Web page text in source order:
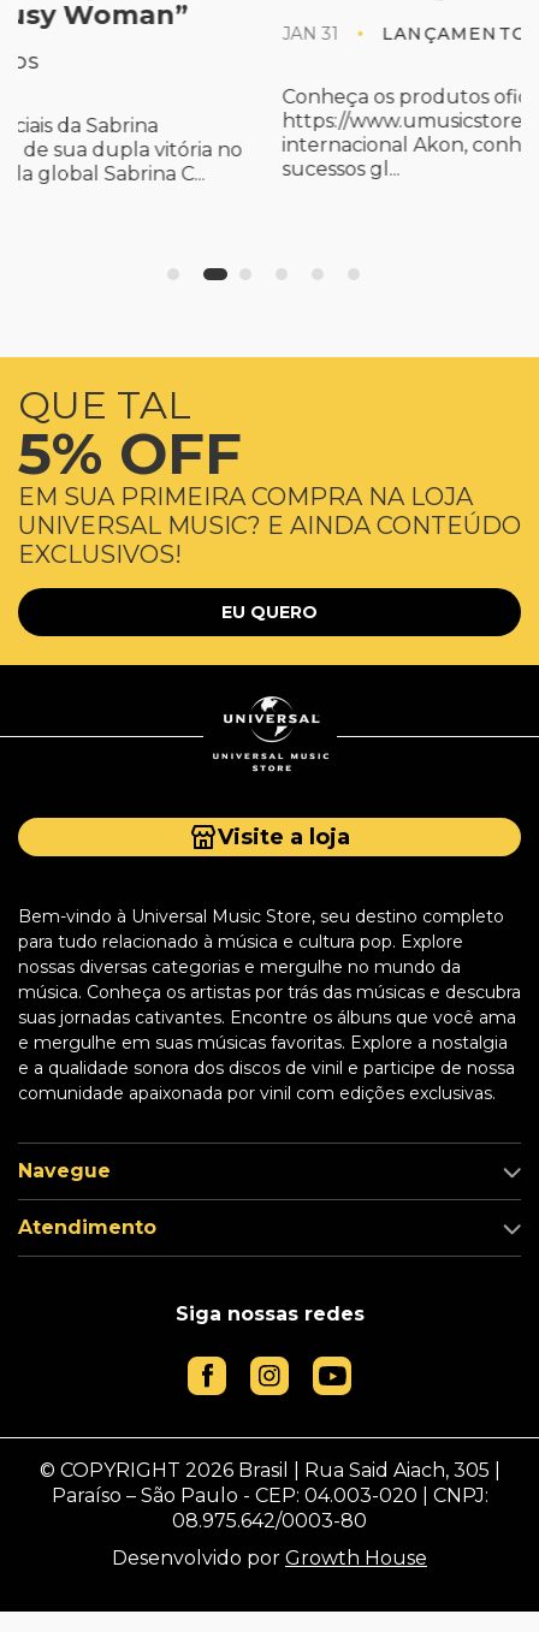
JAN 31 LANÇAMENTOS
Conheça os produtos oficiais em
https://www.umusicstore.com/akon O astro
internacional Akon, conhecido por seus
sucessos gl...
QUE TAL
5% OFF
EM SUA PRIMEIRA COMPRA NA LOJA
UNIVERSAL MUSIC? E AINDA CONTEÚDO
EXCLUSIVOS!
EU QUERO
Visite a loja
Bem-vindo à Universal Music Store, seu destino completo
para tudo relacionado à música e cultura pop. Explore
nossas diversas categorias e mergulhe no mundo da
música. Conheça os artistas por trás das músicas e descubra
suas jornadas cativantes. Encontre os álbuns que você ama
e mergulhe em suas músicas favoritas. Explore a nostalgia
e a qualidade sonora dos discos de vinil e participe de nossa
comunidade apaixonada por vinil com edições exclusivas.
Navegue
Atendimento
Siga nossas redes
© COPYRIGHT 2026 Brasil | Rua Said Aiach, 305 |
Paraíso – São Paulo - CEP: 04.003-020 | CNPJ:
08.975.642/0003-80
Desenvolvido por Growth House